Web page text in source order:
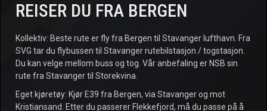
REISER DU FRA BERGEN
Kollektiv: Beste rute er fly fra Bergen til Stavanger lufthavn. Fra
SVG tar du flybussen til Stavanger rutebilstasjon / togstasjon.
Du kan velge mellom buss og tog. Vår anbefaling er NSB sin
rute fra Stavanger til Storekvina.
Eget kjøretøy: Kjør E39 fra Bergen, via Stavanger og mot
Kristiansand. Etter du passerer Flekkefjord, må du passe på å